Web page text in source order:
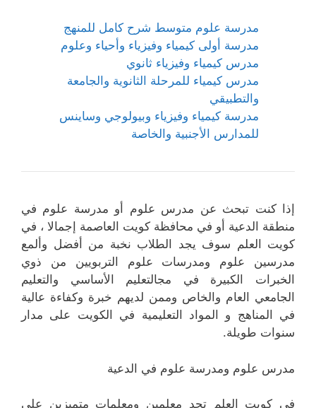
مدرسة علوم متوسط شرح كامل للمنهج
مدرسة أولى كيمياء وفيزياء وأحياء وعلوم
مدرس كيمياء وفيزياء ثانوي
مدرس كيمياء للمرحلة الثانوية والجامعة
والتطبيقي
مدرسة كيمياء وفيزياء وبيولوجي وساينس
للمدارس الأجنبية والخاصة
إذا كنت تبحث عن مدرس علوم أو مدرسة علوم في
منطقة الدعية أو في محافظة كويت العاصمة إجمالا ، في
كويت العلم سوف يجد الطلاب نخبة من أفضل وألمع
مدرسين علوم ومدرسات علوم التربويين من ذوي
الخبرات الكبيرة في مجالتعليم الأساسي والتعليم
الجامعي العام والخاص وممن لديهم خبرة وكفاءة عالية
في المناهج و المواد التعليمية في الكويت على مدار
سنوات طويلة.
مدرس علوم ومدرسة علوم في الدعية
في كويت العلم تجد معلمين ومعلمات متميزين على